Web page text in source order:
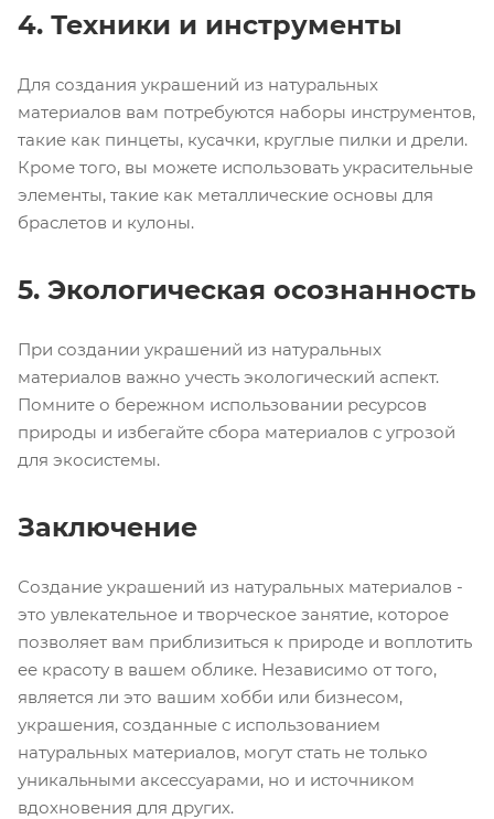
4. Техники и инструменты
Для создания украшений из натуральных
материалов вам потребуются наборы инструментов,
такие как пинцеты, кусачки, круглые пилки и дрели.
Кроме того, вы можете использовать украсительные
элементы, такие как металлические основы для
браслетов и кулоны.
5. Экологическая осознанность
При создании украшений из натуральных
материалов важно учесть экологический аспект.
Помните о бережном использовании ресурсов
природы и избегайте сбора материалов с угрозой
для экосистемы.
Заключение
Создание украшений из натуральных материалов -
это увлекательное и творческое занятие, которое
позволяет вам приблизиться к природе и воплотить
ее красоту в вашем облике. Независимо от того,
является ли это вашим хобби или бизнесом,
украшения, созданные с использованием
натуральных материалов, могут стать не только
уникальными аксессуарами, но и источником
вдохновения для других.